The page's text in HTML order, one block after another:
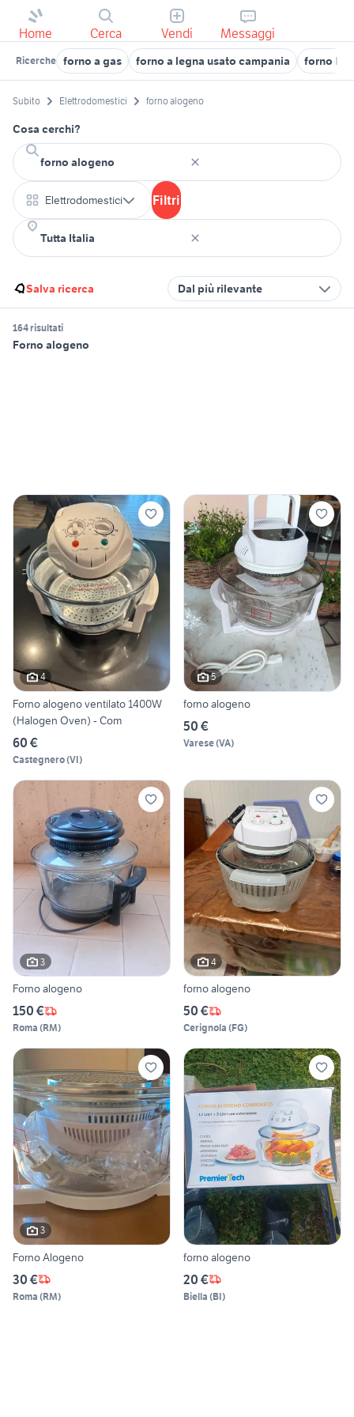
Home Cerca Vendi Messaggi
Ricerche forno a gas forno a legna usato campania forno
Subito Elettrodomestici forno alogeno
Cosa cerchi?
Elettrodomestici Filtri
Salva ricerca Dal più rilevante
164 risultati
Forno alogeno
4
Forno alogeno ventilato 1400W
(Halogen Oven) - Com
60 €
Castegnero(VI)
5
forno alogeno
50 €
Varese(VA)
3
Forno alogeno
150 €
Roma (RM)
4
forno alogeno
50 €
Cerignola (FG)
3
Forno Alogeno
30 €
Roma (RM)
forno alogeno
20 €
Biella (BI)